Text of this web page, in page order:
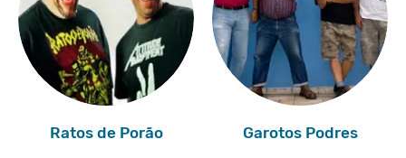
Ratos de Porão Garotos Podres